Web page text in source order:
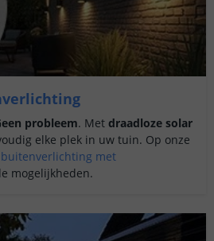
probleem. Met draadloze solar
elke plek in uw tuin. Op onze
met
mogelijkheden.